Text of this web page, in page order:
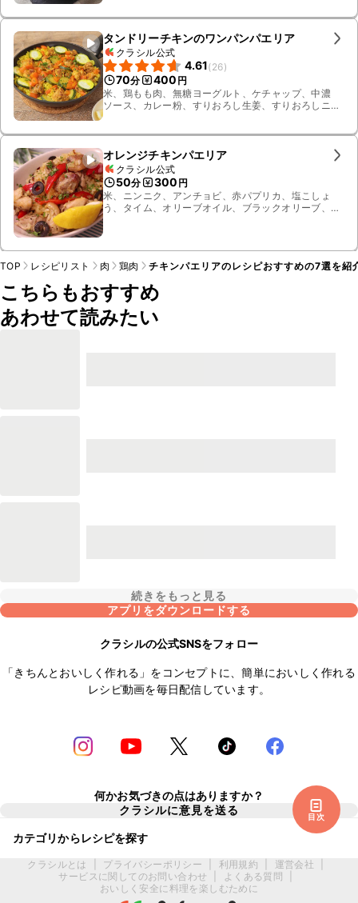
タンドリーチキンのワンパンパエリア
クラシル公式
4.61(26)
70分 400 円
米、鶏もも肉、無糖ヨーグルト、ケチャップ、中濃
ソース、カレー粉、すりおろし生姜、すりおろしニン
オレンジチキンパエリア
クラシル公式
50分 300 円
米、ニンニク、アンチョビ、赤パプリカ、塩こしょ
う、タイム、オリーブオイル、ブラックオリーブ、パ
目次
TOP レシピリスト 肉 鶏肉 チキンパエリアのレシピおすすめの7選を紹
こちらもおすすめ
あわせて読みたい
続きをもっと見る
アプリをダウンロードする
クラシルの公式SNSをフォロー
「きちんとおいしく作れる」をコンセプトに、簡単においしく作れる
レシピ動画を毎日配信しています。
何かお気づきの点はありますか？
クラシルに意見を送る
カテゴリからレシピを探す
クラシルとは プライバシーポリシー 利用規約 運営会社
サービスに関してのお問い合わせ
よくある質問
おいしく安全に料理を楽しむために